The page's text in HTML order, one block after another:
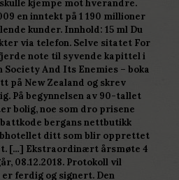
kjempe mot hverandre.
en inntekt på 1 190 millioner
kunder. Innhold: 15 ml Du
via telefon. Selve sitatet For
note til syvende kapittel i
Society And Its Enemies – boka
på New Zealand og skrev
På begynnelsen av 90-tallet
bolig, noe som dro prisene
bergans nettbutikk
ditt som blir opprettet
[…] Ekstraordinært årsmøte 4
08.12.2018. Protokoll vil
ferdig og signert. Den